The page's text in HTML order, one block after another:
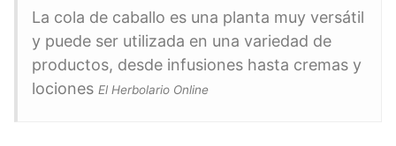
La cola de caballo es una planta muy versátil
y puede ser utilizada en una variedad de
productos, desde infusiones hasta cremas y
lociones El Herbolario Online